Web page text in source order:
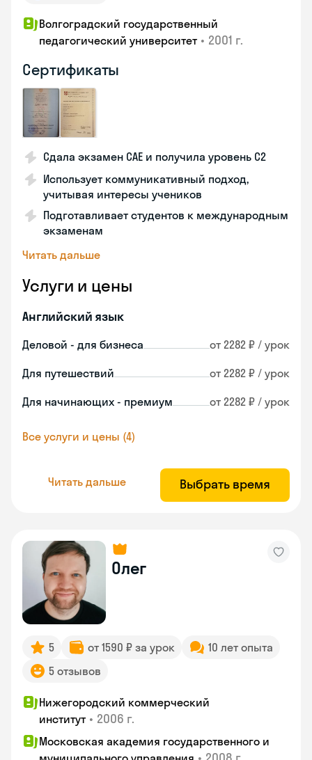
Волгоградский государственный
педагогический университет • 2001 г.
Сертификаты
Сдала экзамен CAE и получила уровень С2
Использует коммуникативный подход,
учитывая интересы учеников
Подготавливает студентов к международным
экзаменам
Читать дальше
Услуги и цены
Английский язык
Деловой - для бизнеса от 2282 ₽ / урок
Для путешествий от 2282 ₽ / урок
Для начинающих - премиум от 2282 ₽ / урок
Все услуги и цены (4)
Читать дальше Выбрать время
Олег
5 от 1590 ₽ за урок
10 лет опыта
5 отзывов
Нижегородский коммерческий
институт • 2006 г.
Московская академия государственного и